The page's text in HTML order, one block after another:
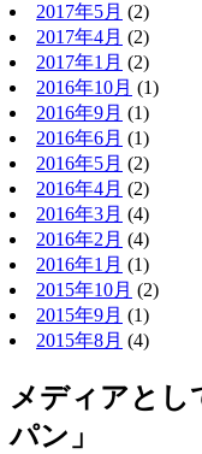
2017年5月 (2)
2017年4月 (2)
2017年1月 (2)
2016年10月 (1)
2016年9月 (1)
2016年6月 (1)
2016年5月 (2)
2016年4月 (2)
2016年3月 (4)
2016年2月 (4)
2016年1月 (1)
2015年10月 (2)
2015年9月 (1)
2015年8月 (4)
メディアとし
パン」